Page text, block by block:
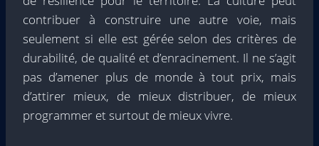
contribuer à construire une autre voie, mais
seulement si elle est gérée selon des critères de
durabilité, de qualité et d’enracinement. Il ne s’agit
pas d’amener plus de monde à tout prix, mais
d’attirer mieux, de mieux distribuer, de mieux
programmer et surtout de mieux vivre.